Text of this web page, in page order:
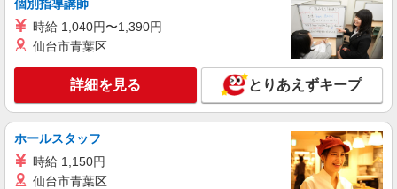
試用期間中(3ヶ月)は支給なし
キープ 詳細を見る
株式会社kotrio /●SI-H-2067283
毎日通うのが楽しみになる＊ホテルのような美
時給1600円〜2250円 ＜日払い有/週払い有/交
個別指導講師
時給 1,040円〜1,390円
仙台市青葉区
詳細を見る とりあえずキープ
ホールスタッフ
時給 1,150円
仙台市青葉区